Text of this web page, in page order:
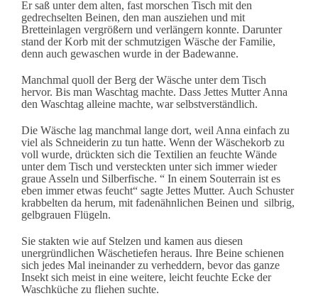
Er saß unter dem alten, fast morschen Tisch mit den
gedrechselten Beinen, den man ausziehen und mit
Bretteinlagen vergrößern und verlängern konnte. Darunter
stand der Korb mit der schmutzigen Wäsche der Familie,
denn auch gewaschen wurde in der Badewanne.
Manchmal quoll der Berg der Wäsche unter dem Tisch
hervor. Bis man Waschtag machte. Dass Jettes Mutter Anna
den Waschtag alleine machte, war selbstverständlich.
Die Wäsche lag manchmal lange dort, weil Anna einfach zu
viel als Schneiderin zu tun hatte. Wenn der Wäschekorb zu
voll wurde, drückten sich die Textilien an feuchte Wände
unter dem Tisch und versteckten unter sich immer wieder
graue Asseln und Silberfische. “ In einem Souterrain ist es
eben immer etwas feucht“ sagte Jettes Mutter. Auch Schuster
krabbelten da herum, mit fadenähnlichen Beinen und silbrig,
gelbgrauen Flügeln.
Sie stakten wie auf Stelzen und kamen aus diesen
unergründlichen Wäschetiefen heraus. Ihre Beine schienen
sich jedes Mal ineinander zu verheddern, bevor das ganze
Insekt sich meist in eine weitere, leicht feuchte Ecke der
Waschküche zu fliehen suchte.